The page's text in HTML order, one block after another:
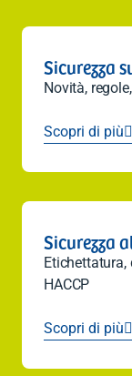
Sicurezza
Novità,
Scopri di più
Sicurezza
Etichettatura,
HACCP
Scopri di più